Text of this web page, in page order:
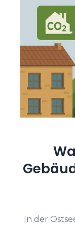
In der